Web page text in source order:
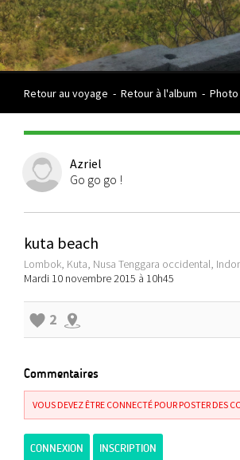
Retour au voyage - Retour à l'album -
Azriel
Go go go !
kuta beach
Lombok, Kuta, Nusa Tenggara occidental,
Mardi 10 novembre 2015 à 10h45
2
Commentaires
VOUS DEVEZ ÊTRE CONNECTÉ POUR POSTER DES
CONNEXION INSCRIPTION